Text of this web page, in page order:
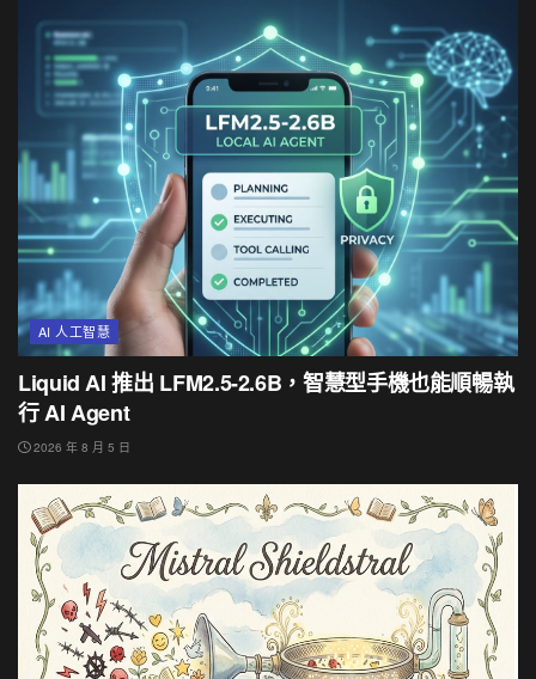
AI 人工智慧
Liquid AI 推出 LFM2.5-2.6B，智慧型手機也能順暢執
行 AI Agent
2026 年 8 月 5 日